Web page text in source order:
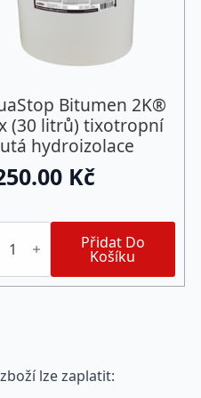
Bitumen 2K®
(30 litrů) tixotropní
hydroizolace
Kč
Přidat Do
Košíku
lze zaplatit: